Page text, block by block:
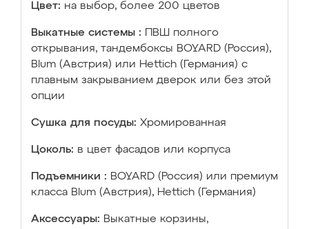
Цвет: на выбор, более 200 цветов
Выкатные системы :
ПВШ полного
открывания, тандембоксы BOYARD (Россия),
Blum (Австрия) или Hettich (Германия) с
плавным закрыванием дверок или без этой
опции
Сушка для посуды: Хромированная
Цоколь: в цвет фасадов или корпуса
Подъемники : BOYARD (Россия) или премиум
класса Blum (Австрия), Hettich (Германия)
Аксессуары: Выкатные корзины,